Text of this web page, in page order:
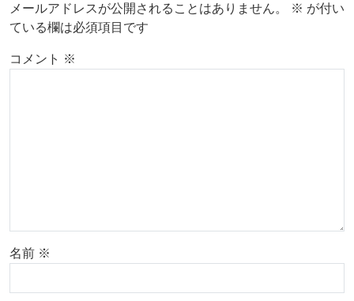
メールアドレスが公開されることはありません。 ※ が付い
ている欄は必須項目です
コメント ※
名前 ※